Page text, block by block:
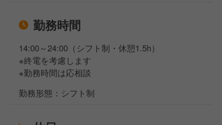
勤務時間
14:00～24:00（シフト制・休憩1.5h）
※終電を考慮します
※勤務時間は応相談
勤務形態：シフト制